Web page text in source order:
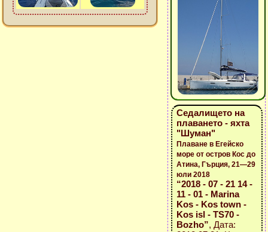
Седалището на
плаването - яхта
"Шуман"
Плаване в Егейско
море от остров Кос до
Атина, Гърция, 21—29
юли 2018
“2018 - 07 - 21 14 -
11 - 01 - Marina
Kos - Kos town -
Kos isl - TS70 -
Bozho”, Дата: